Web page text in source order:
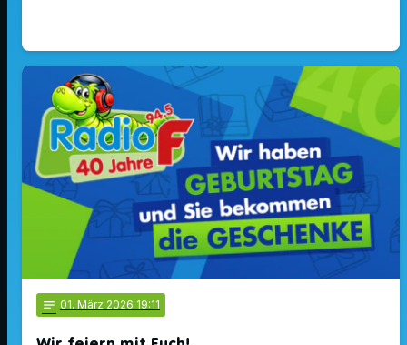
notes 01. März 2026 19:11